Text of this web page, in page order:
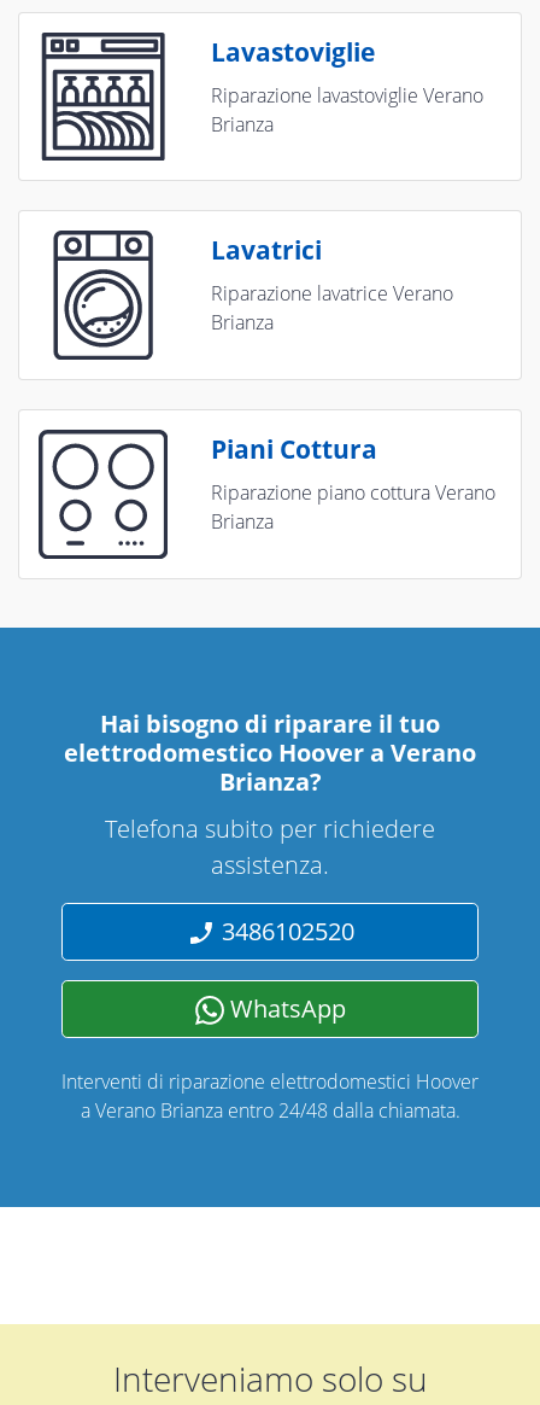
Lavastoviglie
Riparazione lavastoviglie Verano
Brianza
Lavatrici
Riparazione lavatrice Verano
Brianza
Piani Cottura
Riparazione piano cottura Verano
Brianza
Hai bisogno di riparare il tuo
elettrodomestico Hoover a Verano
Brianza?
Telefona subito per richiedere
assistenza.
3486102520
WhatsApp
Interventi di riparazione elettrodomestici Hoover
a Verano Brianza entro 24/48 dalla chiamata.
Interveniamo solo su